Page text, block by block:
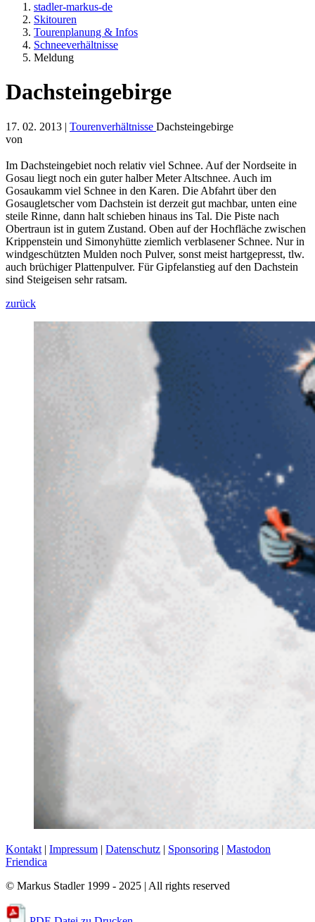
stadler-markus-de
Skitouren
Tourenplanung & Infos
Schneeverhältnisse
Meldung
Dachsteingebirge
17. 02. 2013 | Tourenverhältnisse Dachsteingebirge
von
Im Dachsteingebiet noch relativ viel Schnee. Auf der Nordseite in
Gosau liegt noch ein guter halber Meter Altschnee. Auch im
Gosaukamm viel Schnee in den Karen. Die Abfahrt über den
Gosaugletscher vom Dachstein ist derzeit gut machbar, unten eine
steile Rinne, dann halt schieben hinaus ins Tal. Die Piste nach
Obertraun ist in gutem Zustand. Oben auf der Hochfläche zwischen
Krippenstein und Simonyhütte ziemlich verblasener Schnee. Nur in
windgeschützten Mulden noch Pulver, sonst meist hartgepresst, tlw.
auch brüchiger Plattenpulver. Für Gipfelanstieg auf den Dachstein
sind Steigeisen sehr ratsam.
zurück
Kontakt | Impressum | Datenschutz | Sponsoring | Mastodon
Friendica
© Markus Stadler 1999 - 2025 | All rights reserved